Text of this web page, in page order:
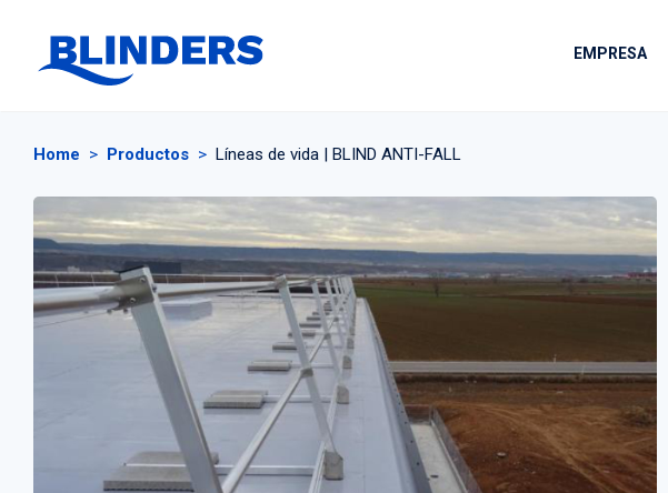
EMPRESA
Home > Productos > Líneas de vida | BLIND ANTI-FALL